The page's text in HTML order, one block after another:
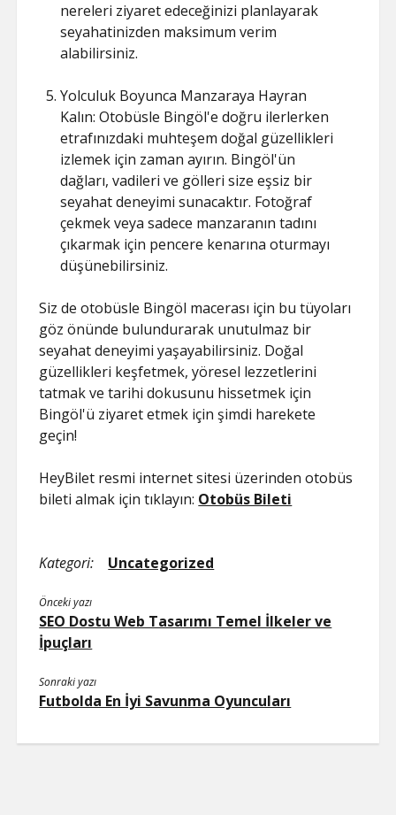
nereleri ziyaret edeceğinizi planlayarak
seyahatinizden maksimum verim
alabilirsiniz.
Yolculuk Boyunca Manzaraya Hayran
Kalın: Otobüsle Bingöl'e doğru ilerlerken
etrafınızdaki muhteşem doğal güzellikleri
izlemek için zaman ayırın. Bingöl'ün
dağları, vadileri ve gölleri size eşsiz bir
seyahat deneyimi sunacaktır. Fotoğraf
çekmek veya sadece manzaranın tadını
çıkarmak için pencere kenarına oturmayı
düşünebilirsiniz.
Siz de otobüsle Bingöl macerası için bu tüyoları
göz önünde bulundurarak unutulmaz bir
seyahat deneyimi yaşayabilirsiniz. Doğal
güzellikleri keşfetmek, yöresel lezzetlerini
tatmak ve tarihi dokusunu hissetmek için
Bingöl'ü ziyaret etmek için şimdi harekete
geçin!
HeyBilet resmi internet sitesi üzerinden otobüs
bileti almak için tıklayın: Otobüs Bileti
Kategori: Uncategorized
Önceki yazı
SEO Dostu Web Tasarımı Temel İlkeler ve
İpuçları
Sonraki yazı
Futbolda En İyi Savunma Oyuncuları